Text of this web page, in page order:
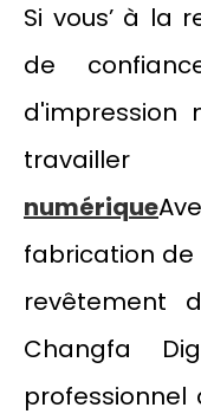
Si vous’ à la
de
d'impression
numérique
fabrication
revêtement
Changfa